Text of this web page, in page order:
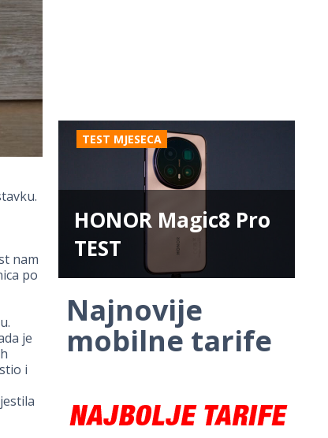
nam
po
je
i
TEST MJESECA
HONOR Magic8 Pro
TEST
Najnovije
mobilne tarife